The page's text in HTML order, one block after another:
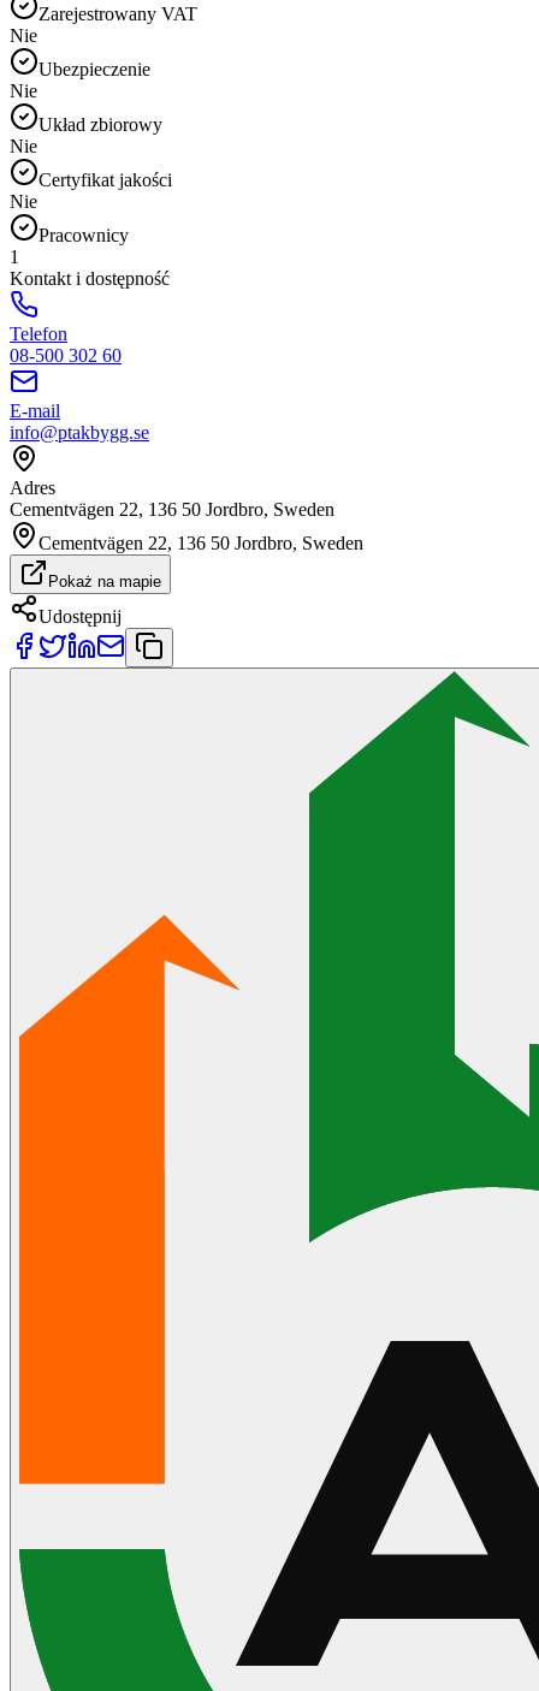
Zarejestrowany VAT
Nie
Ubezpieczenie
Nie
Układ zbiorowy
Nie
Certyfikat jakości
Nie
Pracownicy
1
Kontakt i dostępność
Telefon
08-500 302 60
E-mail
info@ptakbygg.se
Adres
Cementvägen 22, 136 50 Jordbro, Sweden
Cementvägen 22, 136 50 Jordbro, Sweden
Pokaż na mapie
Udostępnij